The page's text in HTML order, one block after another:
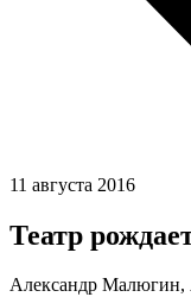
11 августа 2016
Театр
Александр Малюгин,